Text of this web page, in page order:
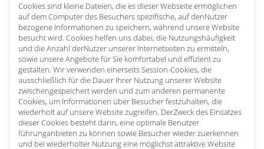
Cookies sind kleine Dateien, die es dieser Webseite ermöglichen
auf dem Computer des Besuchers spezifische, auf denNutzer
bezogene Informationen zu speichern, während unsere Website
besucht wird. Cookies helfen uns dabei, die Nutzungshäufigkeit
und die Anzahl derNutzer unserer Internetseiten zu ermitteln,
sowie unsere Angebote für Sie komfortabel und effizient zu
gestalten. Wir verwenden einerseits Session-Cookies, die
ausschließlich für die Dauer Ihrer Nutzung unserer Website
zwischengespeichert werden und zum anderen permanente
Cookies, um Informationen über Besucher festzuhalten, die
wiederholt auf unsere Website zugreifen. DerZweck des Einsatzes
dieser Cookies besteht darin, eine optimale Benutzer
führunganbieten zu können sowie Besucher wieder zuerkennen
und bei wiederholter Nutzung eine möglichst attraktive Website